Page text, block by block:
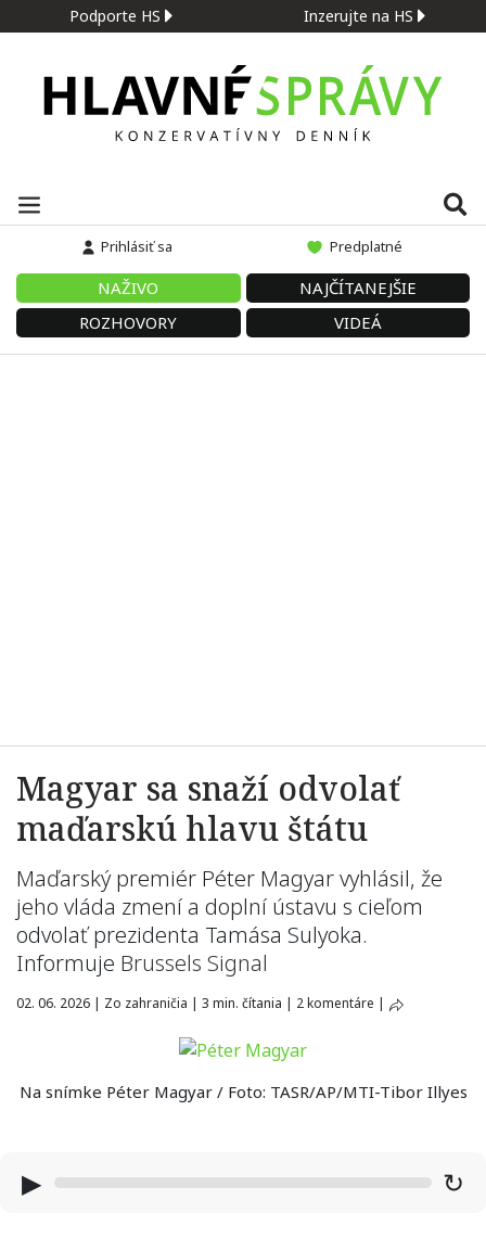
Podporte HS Inzerujte na HS
Prihlásiť sa Predplatné
NAŽIVO
NAJČÍTANEJŠIE
ROZHOVORY
VIDEÁ
Magyar sa snaží odvolať
maďarskú hlavu štátu
Maďarský premiér Péter Magyar vyhlásil, že
jeho vláda zmení a doplní ústavu s cieľom
odvolať prezidenta Tamása Sulyoka.
Informuje Brussels Signal
02. 06. 2026 | Zo zahraničia | 3 min. čítania | 2 komentáre |
Na snímke Péter Magyar / Foto: TASR/AP/MTI-Tibor Illyes
▶ ↻